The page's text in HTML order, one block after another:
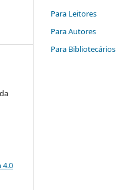
4.0
Para Leitores
Para Autores
Para Bibliotecários